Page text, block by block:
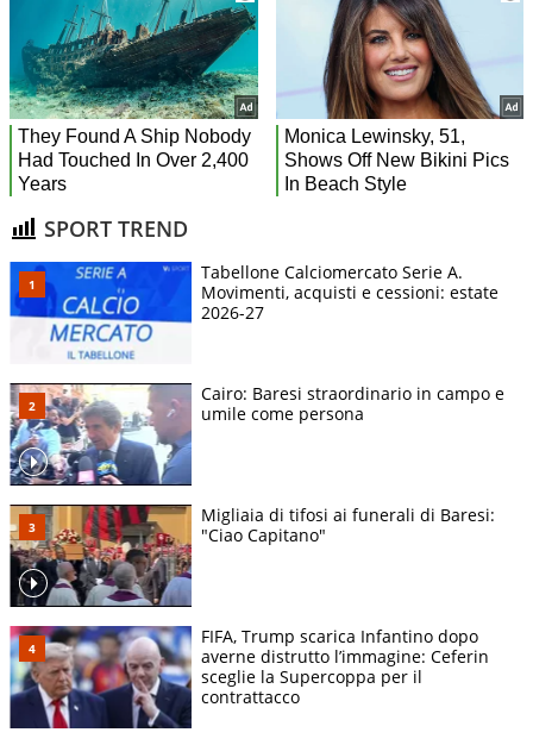
SPORT TREND
Tabellone Calciomercato Serie A.
Movimenti, acquisti e cessioni: estate
2026-27
Cairo: Baresi straordinario in campo e
umile come persona
Migliaia di tifosi ai funerali di Baresi:
"Ciao Capitano"
FIFA, Trump scarica Infantino dopo
averne distrutto l’immagine: Ceferin
sceglie la Supercoppa per il
contrattacco